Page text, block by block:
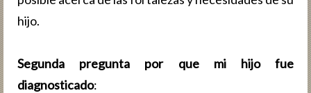
hijo.
Segunda pregunta por que mi hijo fue
diagnosticado: